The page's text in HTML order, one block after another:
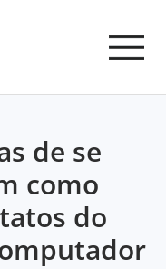
de se
como
do